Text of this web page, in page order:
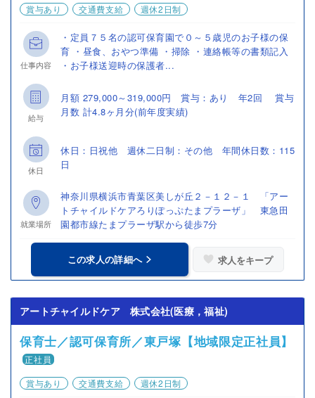
賞与あり
交通費支給 週休2日制
仕事内容
・定員７５名の認可保育園で０～５歳児のお子様の保
育 ・昼食、おやつ準備 ・掃除 ・連絡帳等の書類記入
・お子様送迎時の保護者...
給与
月額 279,000～319,000円 賞与：あり 年2回 賞与
月数 計4.8ヶ月分(前年度実績)
休日
休日：日祝他 週休二日制：その他 年間休日数：115
日
就業場所
神奈川県横浜市青葉区美しが丘２－１２－１ 「アー
トチャイルドケアろりぽっぷたまプラーザ」 東急田
園都市線たまプラーザ駅から徒歩7分
この求人の詳細へ 求人をキープ
アートチャイルドケア 株式会社(医療，福祉)
保育士／認可保育所／東戸塚【地域限定正社員】
正社員
賞与あり
交通費支給 週休2日制